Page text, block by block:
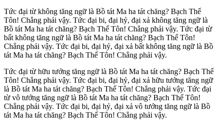
Tức đại từ không tăng ngữ là Bồ tát Ma ha tát chăng? Bạch Thế
Tôn! Chẳng phải vậy. Tức đại bi, đại hỷ, đại xả không tăng ngữ là
Bồ tát Ma ha tát chăng? Bạch Thế Tôn! Chẳng phải vậy. Tức đại từ
bất không tăng ngữ là Bồ tát Ma ha tát chăng? Bạch Thế Tôn!
Chẳng phải vậy. Tức đại bi, đại hỷ, đại xả bất không tăng ngữ là Bồ
tát Ma ha tát chăng? Bạch Thế Tôn! Chẳng phải vậy.
Tức đại từ hữu tướng tăng ngữ là Bồ tát Ma ha tát chăng? Bạch Thế
Tôn! Chẳng phải vậy. Tức đại bi, đại hỷ, đại xả hữu tướng tăng ngữ
là Bồ tát Ma ha tát chăng? Bạch Thế Tôn! Chẳng phải vậy. Tức đại
từ vô tướng tăng ngữ là Bồ tát Ma ha tát chăng? Bạch Thế Tôn!
Chẳng phải vậy. Tức đại bi, đại hỷ, đại xả vô tướng tăng ngữ là Bồ
tát Ma ha tát chăng? Bạch Thế Tôn! Chẳng phải vậy.